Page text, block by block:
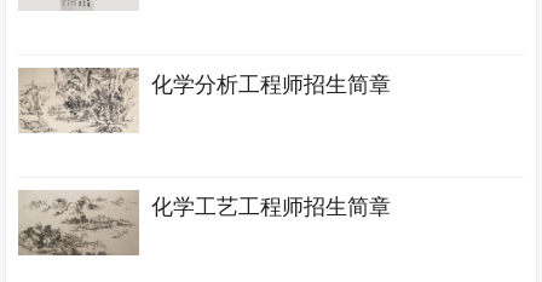
化学分析工程师招生简章
化学工艺工程师招生简章